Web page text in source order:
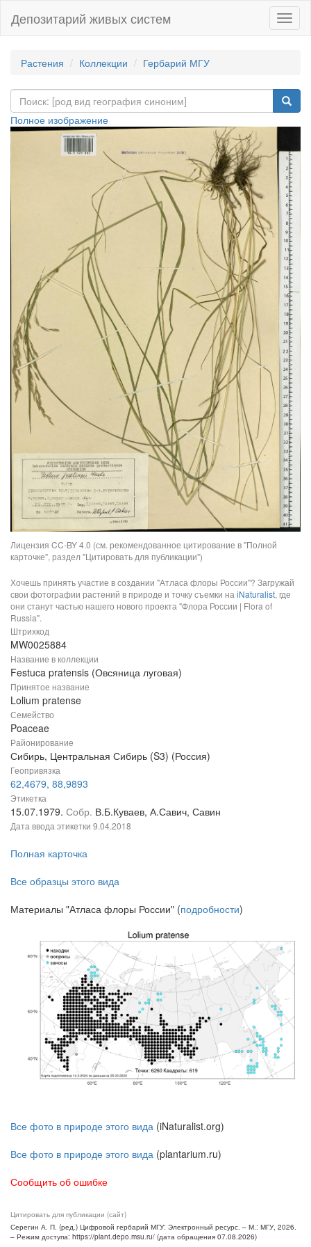
Депозитарий живых систем
Растения Коллекции Гербарий МГУ
Полное изображение
Лицензия CC-BY 4.0 (см. рекомендованное цитирование в "Полной
карточке", раздел "Цитировать для публикации")
Хочешь принять участие в создании "Атласа флоры России"? Загружай
свои фотографии растений в природе и точку съемки на iNaturalist, где
они станут частью нашего нового проекта "Флора России | Flora of
Russia".
Штрихкод
MW0025884
Название в коллекции
Festuca pratensis (Овсяница луговая)
Принятое название
Lolium pratense
Семейство
Poaceae
Районирование
Сибирь, Центральная Сибирь (S3) (Россия)
Геопривязка
62,4679, 88,9893
Этикетка
15.07.1979. Собр. В.Б.Куваев, А.Савич, Савин
Дата ввода этикетки 9.04.2018
Полная карточка
Все образцы этого вида
Материалы "Атласа флоры России" (подробности)
Все фото в природе этого вида (iNaturalist.org)
Все фото в природе этого вида (plantarium.ru)
Сообщить об ошибке
Цитировать для публикации (сайт)
Серегин А. П. (ред.) Цифровой гербарий МГУ: Электронный ресурс. – М.: МГУ, 2026.
– Режим доступа: https://plant.depo.msu.ru/ (дата обращения 07.08.2026)